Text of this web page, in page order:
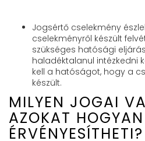
Jogsértő cselekmény
cselekményről készült
szükséges hatósági
haladéktalanul intézkedni
kell a hatóságot, hogy a
készült.
MILYEN JOGAI
AZOKAT HOGYAN
ÉRVÉNYESÍTHETI?